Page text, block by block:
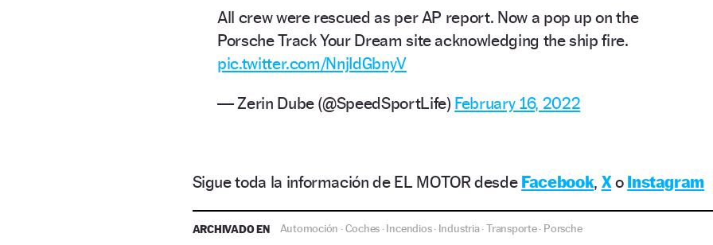
All crew were rescued as per AP report. Now a pop up on the
Porsche Track Your Dream site acknowledging the ship fire.
pic.twitter.com/NnjIdGbnyV
— Zerin Dube (@SpeedSportLife) February 16, 2022
Sigue toda la información de EL MOTOR desde Facebook, Xo Instagram
ARCHIVADO EN Automoción ·Coches ·Incendios· Industria·Transporte· Porsche